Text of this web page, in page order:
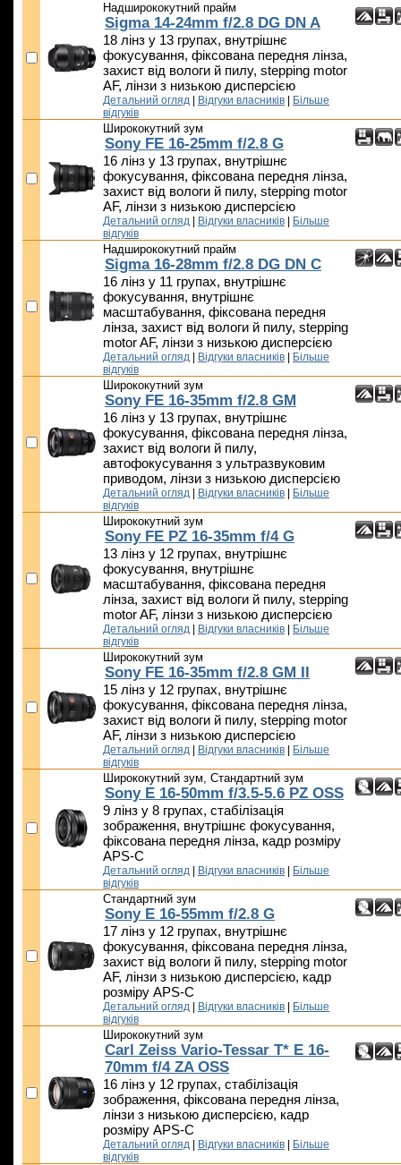
Надширококутний прайм
Sigma 14-24mm f/2.8 DG DN A
18 лінз у 13 групах, внутрішнє
фокусування, фіксована передня лінза,
захист від вологи й пилу, stepping motor
AF, лінзи з низькою дисперсією
Детальний огляд Відгуки власників
Більше
відгуків
Ширококутний зум
Sony FE 16-25mm f/2.8 G
16 лінз у 13 групах, внутрішнє
фокусування, фіксована передня лінза,
захист від вологи й пилу, stepping motor
AF, лінзи з низькою дисперсією
Детальний огляд Відгуки власників
Більше
відгуків
Надширококутний прайм
Sigma 16-28mm f/2.8 DG DN C
16 лінз у 11 групах, внутрішнє
фокусування, внутрішнє
масштабування, фіксована передня
лінза, захист від вологи й пилу, stepping
motor AF, лінзи з низькою дисперсією
Детальний огляд Відгуки власників
Більше
відгуків
Ширококутний зум
Sony FE 16-35mm f/2.8 GM
16 лінз у 13 групах, внутрішнє
фокусування, фіксована передня лінза,
захист від вологи й пилу,
автофокусування з ультразвуковим
приводом, лінзи з низькою дисперсією
Детальний огляд Відгуки власників
Більше
відгуків
Ширококутний зум
Sony FE PZ 16-35mm f/4 G
13 лінз у 12 групах, внутрішнє
фокусування, внутрішнє
масштабування, фіксована передня
лінза, захист від вологи й пилу, stepping
motor AF, лінзи з низькою дисперсією
Детальний огляд Відгуки власників
Більше
відгуків
Ширококутний зум
Sony FE 16-35mm f/2.8 GM II
15 лінз у 12 групах, внутрішнє
фокусування, фіксована передня лінза,
захист від вологи й пилу, stepping motor
AF, лінзи з низькою дисперсією
Детальний огляд Відгуки власників
Більше
відгуків
Ширококутний зум, Стандартний зум
Sony E 16-50mm f/3.5-5.6 PZ OSS
9 лінз у 8 групах, стабілізація
зображення, внутрішнє фокусування,
фіксована передня лінза, кадр розміру
APS-C
Детальний огляд Відгуки власників
Більше
відгуків
Стандартний зум
Sony E 16-55mm f/2.8 G
17 лінз у 12 групах, внутрішнє
фокусування, фіксована передня лінза,
захист від вологи й пилу, stepping motor
AF, лінзи з низькою дисперсією, кадр
розміру APS-C
Детальний огляд Відгуки власників
Більше
відгуків
Ширококутний зум
Carl Zeiss Vario-Tessar T* E 16-
70mm f/4 ZA OSS
16 лінз у 12 групах, стабілізація
зображення, фіксована передня лінза,
лінзи з низькою дисперсією, кадр
розміру APS-C
Детальний огляд Відгуки власників
Більше
відгуків